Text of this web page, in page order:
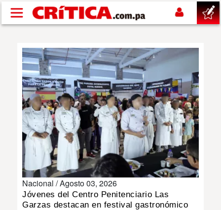
Pasar al contenido principal
SUCESOS
NACIONAL
POLÍTICA
SHOW
DEPORTES
Nacional /Agosto 03, 2026
Jóvenes del Centro Penitenciario Las
Garzas destacan en festival gastronómico